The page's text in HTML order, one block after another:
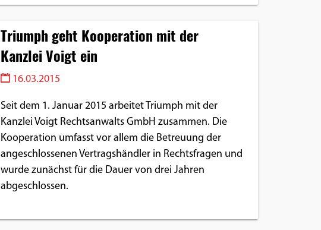
Triumph geht Kooperation mit der
Kanzlei Voigt ein
16.03.2015
Seit dem 1. Januar 2015 arbeitet Triumph mit der
Kanzlei Voigt Rechtsanwalts GmbH zusammen. Die
Kooperation umfasst vor allem die Betreuung der
angeschlossenen Vertragshändler in Rechtsfragen und
wurde zunächst für die Dauer von drei Jahren
abgeschlossen.